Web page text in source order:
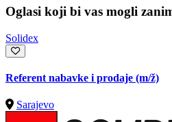
Oglasi koji bi vas mogli
Solidex
Referent nabavke i prodaje (m/ž)
Sarajevo